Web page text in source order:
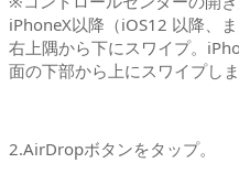
iPhoneX以降（iOS12 以降、
右上隅から下にスワイプ。
面の下部から上にスワイプしま
2.AirDropボタンをタップ。